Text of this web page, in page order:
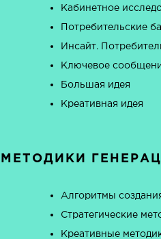
Кабинетное
Потребительские
Инсайт.
Ключевое
Большая идея
Креативная идея
МЕТОДИКИ
Алгоритмы
Стратегические
Креативные